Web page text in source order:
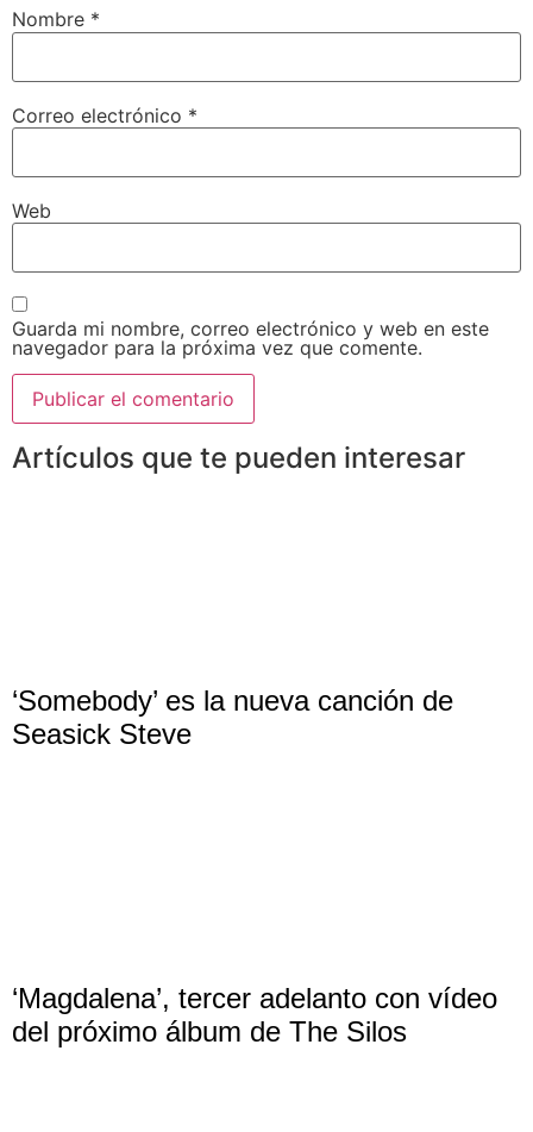
Nombre *
Correo electrónico *
Web
Guarda mi nombre, correo electrónico y web en este
navegador para la próxima vez que comente.
Artículos que te pueden interesar
‘Somebody’ es la nueva canción de
Seasick Steve
‘Magdalena’, tercer adelanto con vídeo
del próximo álbum de The Silos